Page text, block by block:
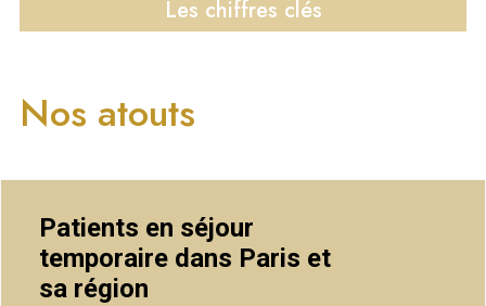
Les chiffres clés
Nos atouts
Patients en séjour
temporaire dans Paris et
sa région